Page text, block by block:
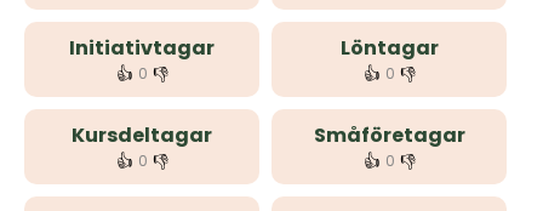
Initiativtagar
👍 0 👎
Löntagar
👍 0 👎
Kursdeltagar
👍 0 👎
Småföretagar
👍 0 👎